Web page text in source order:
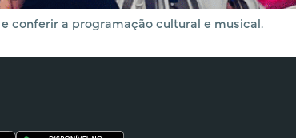
conferir a programação cultural e musical.